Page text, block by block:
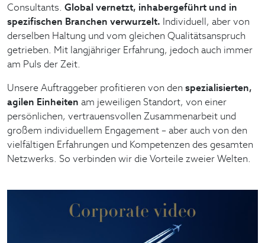
Consultants. Global vernetzt, inhabergeführt und in
spezifischen Branchen verwurzelt. Individuell, aber von
derselben Haltung und vom gleichen Qualitätsanspruch
getrieben. Mit langjähriger Erfahrung, jedoch auch immer
am Puls der Zeit.
Unsere Auftraggeber profitieren von denspezialisierten,
agilen Einheiten am jeweiligen Standort, von einer
persönlichen, vertrauensvollen Zusammenarbeit und
großem individuellem Engagement – aber auch von den
vielfältigen Erfahrungen und Kompetenzen des gesamten
Netzwerks. So verbinden wir die Vorteile zweier Welten.